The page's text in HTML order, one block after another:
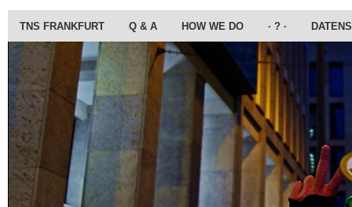
TNS FRANKFURT Q & A HOW WE DO · ? ·